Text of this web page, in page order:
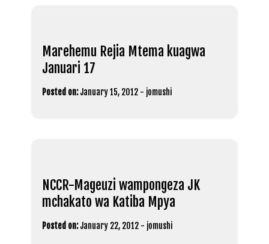
Marehemu Rejia Mtema kuagwa
Januari 17
Posted on: January 15, 2012 - jomushi
NCCR-Mageuzi wampongeza JK
mchakato wa Katiba Mpya
Posted on: January 22, 2012 - jomushi